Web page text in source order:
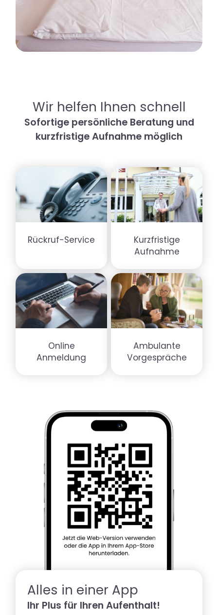
Wir helfen Ihnen schnell
Sofortige persönliche Beratung und
kurzfristige Aufnahme möglich
Rückruf-Service
Kurzfristige
Aufnahme
Online
Anmeldung
Ambulante
Vorgespräche
Alles in einer App
Ihr Plus für Ihren Aufenthalt!